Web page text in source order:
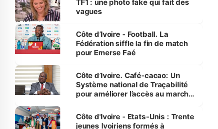
TF1 : une photo fake qui fait des
vagues
Côte d’Ivoire - Football. La
Fédération siffle la fin de match
pour Emerse Faé
Côte d’Ivoire. Café-cacao: Un
Système national de Traçabilité
pour améliorer l’accès au marché
Côte d'Ivoire - Etats-Unis : Trente
jeunes Ivoiriens formés à